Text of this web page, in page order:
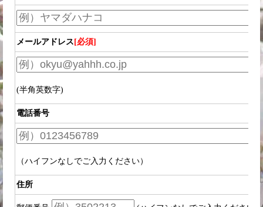
メールアドレス [必須]
(半角英数字)
電話番号
（ハイフンなしでご入力ください）
住所